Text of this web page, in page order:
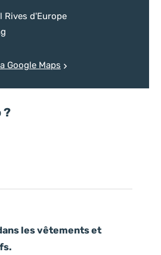
les vêtements et
Rives d'Europe
Google Maps
?